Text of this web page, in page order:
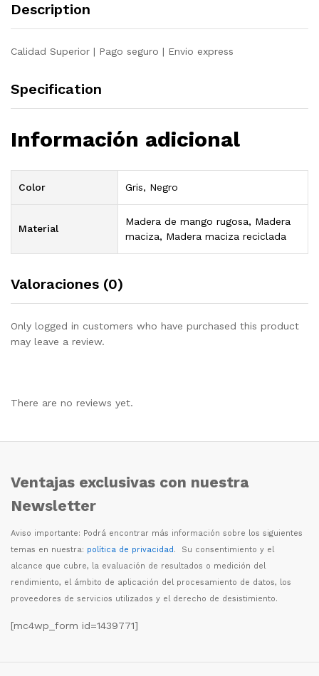
Description
Calidad Superior | Pago seguro | Envio express
Specification
Información adicional
Color Gris, Negro
Material
Madera de mango rugosa, Madera
maciza, Madera maciza reciclada
Valoraciones (0)
Only logged in customers who have purchased this product
may leave a review.
There are no reviews yet.
Ventajas exclusivas con nuestra
Newsletter
Aviso importante: Podrá encontrar más información sobre los siguientes
temas en nuestra: política de privacidad. Su consentimiento y el
alcance que cubre, la evaluación de resultados o medición del
rendimiento, el ámbito de aplicación del procesamiento de datos, los
proveedores de servicios utilizados y el derecho de desistimiento.
[mc4wp_form id=1439771]